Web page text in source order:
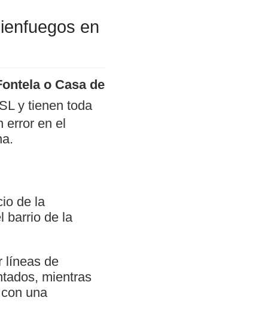
en
o Casa de
y tienen toda
error en el
de la
barrio de la
líneas de
mientras
una